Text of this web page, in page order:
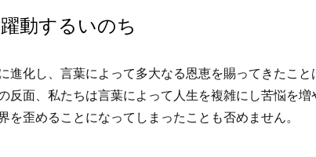
動するいのち
進化し、言葉によって多大なる恩恵を賜ってきたこと
反面、私たちは言葉によって人生を複雑にし苦悩を増
を歪めることになってしまったことも否めません。